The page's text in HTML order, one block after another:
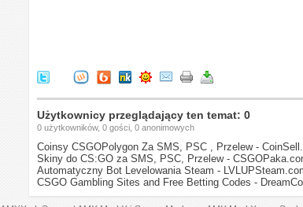
Użytkownicy przeglądający ten temat: 0
0 użytkowników, 0 gości, 0 anonimowych
Coinsy CSGOPolygon Za SMS, PSC , Przelew -
Skiny do CS:GO za SMS, PSC, Przelew -
Automatyczny Bot Levelowania Steam -
CSGO Gambling Sites and Free Betting Codes -